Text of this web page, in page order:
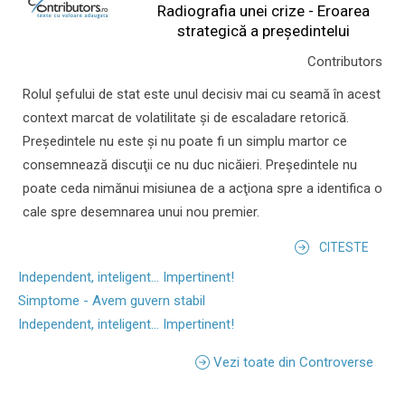
Radiografia unei crize - Eroarea
strategică a președintelui
Contributors
Rolul şefului de stat este unul decisiv mai cu seamă în acest
context marcat de volatilitate şi de escaladare retorică.
Preşedintele nu este şi nu poate fi un simplu martor ce
consemnează discuţii ce nu duc nicăieri. Preşedintele nu
poate ceda nimănui misiunea de a acţiona spre a identifica o
cale spre desemnarea unui nou premier.
CITESTE
Independent, inteligent... Impertinent!
Simptome - Avem guvern stabil
Independent, inteligent... Impertinent!
Vezi toate din Controverse